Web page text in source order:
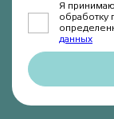
Я
обработку
данных